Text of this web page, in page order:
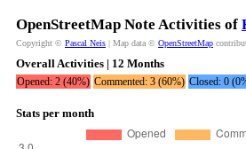
OpenStreetMap Note Activities of
Copyright © Pascal Neis | Map data © OpenStreetMap
Overall Activities | 12 Months
Opened: 2 (40%) Commented: 3 (60%) Closed: 0
Stats per month